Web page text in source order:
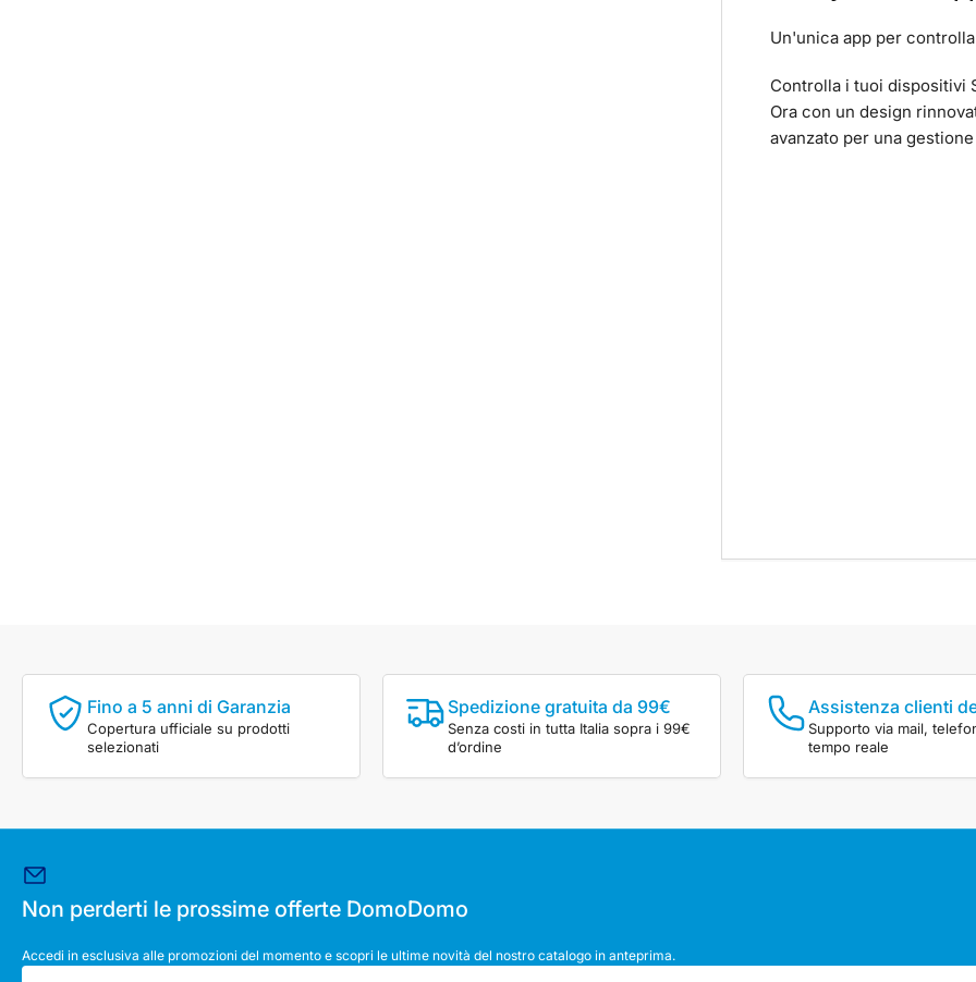
Un'unica app per
Controlla i tuoi dispositivi
Ora con un design
avanzato per una
Fino a 5 anni di Garanzia
Copertura ufficiale su prodotti
selezionati
Spedizione gratuita da 99€
Senza costi in tutta Italia sopra i 99€
d’ordine
Assistenza clienti
Supporto via mail,
tempo reale
Non perderti le prossime offerte DomoDomo
Accedi in esclusiva alle promozioni del momento e scopri le ultime novità del nostro catalogo in anteprima.
La